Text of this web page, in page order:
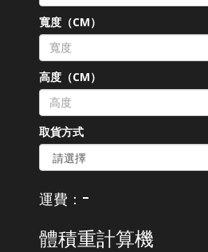
寬度（CM）
高度（CM）
取貨方式
運費： -
體積重計算機